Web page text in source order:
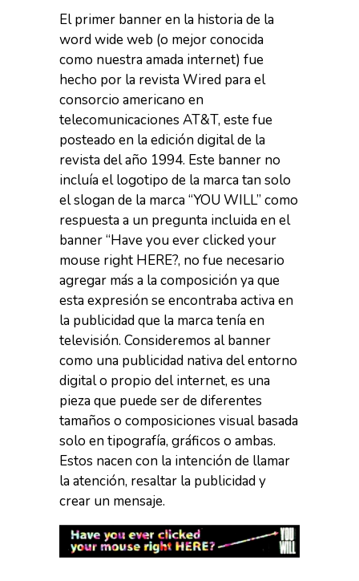
El primer banner en la historia de la
word wide web (o mejor conocida
como nuestra amada internet) fue
hecho por la revista Wired para el
consorcio americano en
telecomunicaciones AT&T, este fue
posteado en la edición digital de la
revista del año 1994. Este banner no
incluía el logotipo de la marca tan solo
el slogan de la marca “YOU WILL” como
respuesta a un pregunta incluida en el
banner “Have you ever clicked your
mouse right HERE?, no fue necesario
agregar más a la composición ya que
esta expresión se encontraba activa en
la publicidad que la marca tenía en
televisión. Consideremos al banner
como una publicidad nativa del entorno
digital o propio del internet, es una
pieza que puede ser de diferentes
tamaños o composiciones visual basada
solo en tipografía, gráficos o ambas.
Estos nacen con la intención de llamar
la atención, resaltar la publicidad y
crear un mensaje.